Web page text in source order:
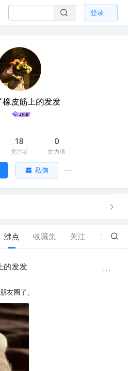
登录
橡皮筋上的发发
18
关注者
0
掘力值
私信
沸点 收藏集 关注 20
的发发
友圈了。